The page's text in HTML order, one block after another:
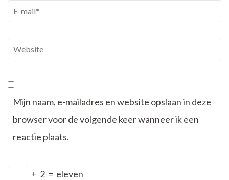
E-
mail*
Website
Mijn naam, e-mailadres en website opslaan in deze
browser voor de volgende keer wanneer ik een
reactie plaats.
+ 2 = eleven